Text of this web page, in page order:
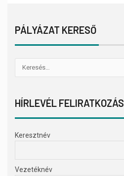
PÁLYÁZAT KERESŐ
HÍRLEVÉL FELIRATKOZÁS
Keresztnév
Vezetéknév